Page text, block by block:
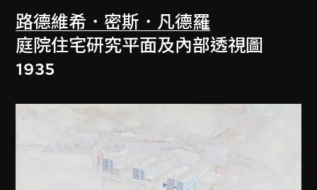
路德維希．密斯．凡德羅
庭院住宅研究平面及內部透視圖
1935